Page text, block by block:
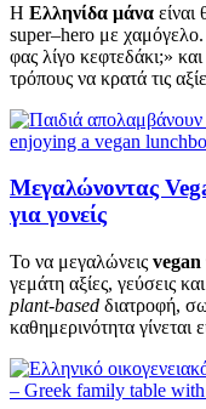
Η Ελληνίδα μάνα είναι
super–hero με
φας λίγο κεφτεδάκι;» και
τρόπους να κρατά τις
Μεγαλώνοντας
για γονείς
Το να μεγαλώνεις vegan
γεμάτη αξίες, γεύσεις
plant-based διατροφή,
καθημερινότητα